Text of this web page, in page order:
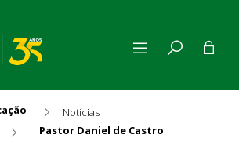
Notícias
Pastor Daniel de Castro